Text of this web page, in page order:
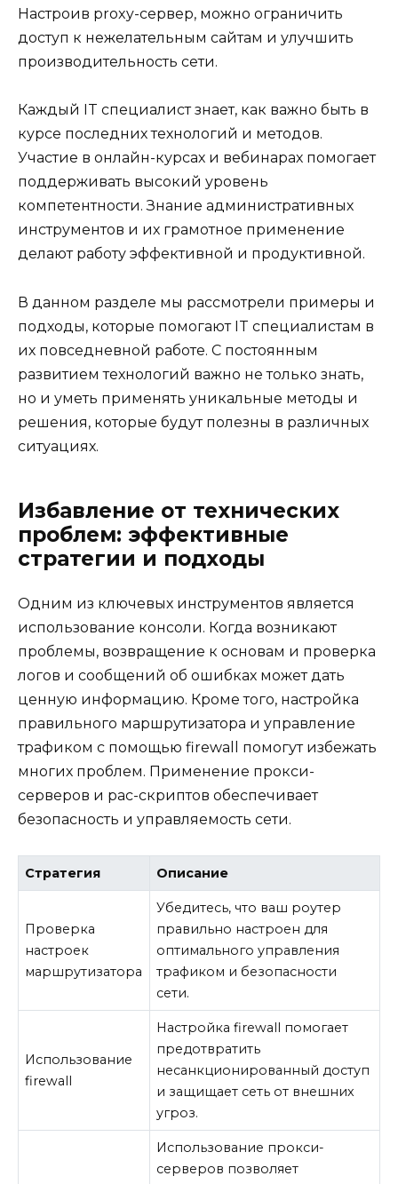
Настроив proxy-сервер, можно ограничить
доступ к нежелательным сайтам и улучшить
производительность сети.
Каждый IT специалист знает, как важно быть в
курсе последних технологий и методов.
Участие в онлайн-курсах и вебинарах помогает
поддерживать высокий уровень
компетентности. Знание административных
инструментов и их грамотное применение
делают работу эффективной и продуктивной.
В данном разделе мы рассмотрели примеры и
подходы, которые помогают IT специалистам в
их повседневной работе. С постоянным
развитием технологий важно не только знать,
но и уметь применять уникальные методы и
решения, которые будут полезны в различных
ситуациях.
Избавление от технических
проблем: эффективные
стратегии и подходы
Одним из ключевых инструментов является
использование консоли. Когда возникают
проблемы, возвращение к основам и проверка
логов и сообщений об ошибках может дать
ценную информацию. Кроме того, настройка
правильного маршрутизатора и управление
трафиком с помощью firewall помогут избежать
многих проблем. Применение прокси-
серверов и pac-скриптов обеспечивает
безопасность и управляемость сети.
Стратегия Описание
Проверка
настроек
маршрутизатора
Убедитесь, что ваш роутер
правильно настроен для
оптимального управления
трафиком и безопасности
сети.
Использование
firewall
Настройка firewall помогает
предотвратить
несанкционированный доступ
и защищает сеть от внешних
угроз.
Использование прокси-
серверов позволяет